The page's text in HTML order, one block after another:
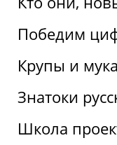
Победим
Крупы и
Знатоки
Школа